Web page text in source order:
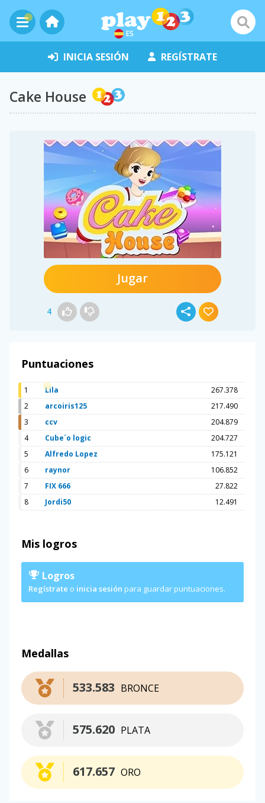
ES
INICIA SESIÓN REGÍSTRATE
Cake House
Jugar
4
Puntuaciones
1 Lila
267.378
2
arcoiris125
217.490
3
ccv
204.879
4
Cube´o logic
204.727
5
Alfredo Lopez
175.121
6
raynor
106.852
7
FIX 666
27.822
8
Jordi50 12.491
Mis logros
Logros
Regístrate o inicia sesión para guardar puntuaciones.
Medallas
BRONCE
533.583
PLATA
575.620
ORO
617.657